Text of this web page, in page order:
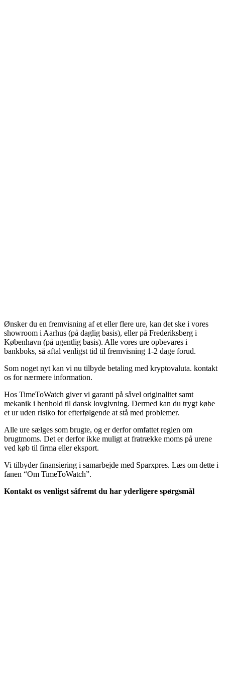
Ønsker du en fremvisning af et eller flere ure, kan det ske i vores
showroom i Aarhus (på daglig basis), eller på Frederiksberg i
København (på ugentlig basis). Alle vores ure opbevares i
bankboks, så aftal venligst tid til fremvisning 1-2 dage forud.
Som noget nyt kan vi nu tilbyde betaling med kryptovaluta. kontakt
os for nærmere information.
Hos TimeToWatch giver vi garanti på såvel originalitet samt
mekanik i henhold til dansk lovgivning. Dermed kan du trygt købe
et ur uden risiko for efterfølgende at stå med problemer.
Alle ure sælges som brugte, og er derfor omfattet reglen om
brugtmoms. Det er derfor ikke muligt at fratrække moms på urene
ved køb til firma eller eksport.
Vi tilbyder finansiering i samarbejde med Sparxpres. Læs om dette i
fanen “Om TimeToWatch”.
Kontakt os venligst såfremt du har yderligere spørgsmål